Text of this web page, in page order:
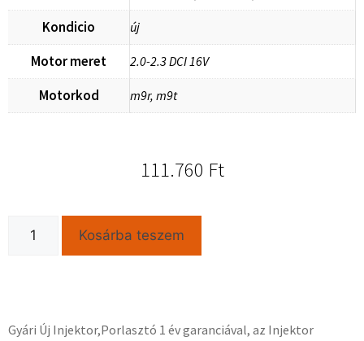
Kondicio új
Motor meret 2.0-2.3 DCI 16V
Motorkod m9r, m9t
111.760 Ft
Kosárba teszem
Gyári Új Injektor,Porlasztó 1 év garanciával, az Injektor